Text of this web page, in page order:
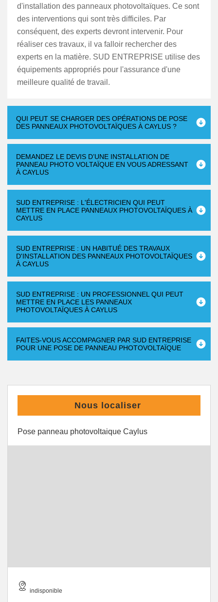
d'installation des panneaux photovoltaïques. Ce sont
des interventions qui sont très difficiles. Par
conséquent, des experts devront intervenir. Pour
réaliser ces travaux, il va falloir rechercher des
experts en la matière. SUD ENTREPRISE utilise des
équipements appropriés pour l'assurance d'une
meilleure qualité de travail.
QUI PEUT SE CHARGER DES OPÉRATIONS DE POSE
DES PANNEAUX PHOTOVOLTAÏQUES À CAYLUS ?
DEMANDEZ LE DEVIS D’UNE INSTALLATION DE
PANNEAU PHOTO VOLTAÏQUE EN VOUS ADRESSANT
À CAYLUS
SUD ENTREPRISE : L'ÉLECTRICIEN QUI PEUT
METTRE EN PLACE PANNEAUX PHOTOVOLTAÏQUES À
CAYLUS
SUD ENTREPRISE : UN HABITUÉ DES TRAVAUX
D'INSTALLATION DES PANNEAUX PHOTOVOLTAÏQUES
À CAYLUS
SUD ENTREPRISE : UN PROFESSIONNEL QUI PEUT
METTRE EN PLACE LES PANNEAUX
PHOTOVOLTAÏQUES À CAYLUS
FAITES-VOUS ACCOMPAGNER PAR SUD ENTREPRISE
POUR UNE POSE DE PANNEAU PHOTOVOLTAÏQUE
Nous localiser
Pose panneau photovoltaique Caylus
indisponible